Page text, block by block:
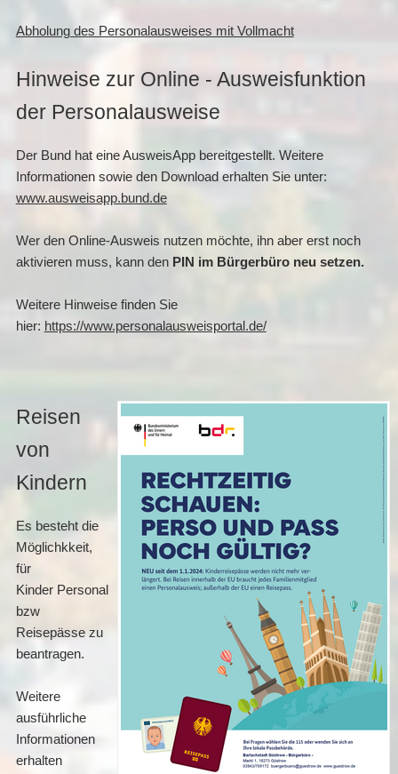
Abholung des Personalausweises mit Vollmacht
Hinweise zur Online - Ausweisfunktion
der Personalausweise
Der Bund hat eine AusweisApp bereitgestellt. Weitere
Informationen sowie den Download erhalten Sie unter:
www.ausweisapp.bund.de
Wer den Online-Ausweis nutzen möchte, ihn aber erst noch
aktivieren muss, kann denPIN im Bürgerbüro neu setzen.
Weitere Hinweise finden Sie
hier: https://www.personalausweisportal.de/
Reisen
von
Kindern
Es besteht die
Möglichkkeit,
für
Kinder Personalausweise
bzw
Reisepässe zu
beantragen.
Weitere
ausführliche
Informationen
erhalten